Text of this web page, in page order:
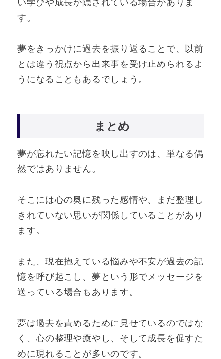
い学びや成長が隠されている場合がありま
す。
夢をきっかけに過去を振り返ることで、以前
とは違う視点から出来事を受け止められるよ
うになることもあるでしょう。
まとめ
夢が忘れたい記憶を映し出すのは、単なる偶
然ではありません。
そこには心の奥に残った感情や、まだ整理し
きれていない思いが関係していることがあり
ます。
また、現在抱えている悩みや不安が過去の記
憶を呼び起こし、夢という形でメッセージを
送っている場合もあります。
夢は過去を責めるために見せているのではな
く、心の整理や癒やし、そして成長を促すた
めに現れることが多いのです。